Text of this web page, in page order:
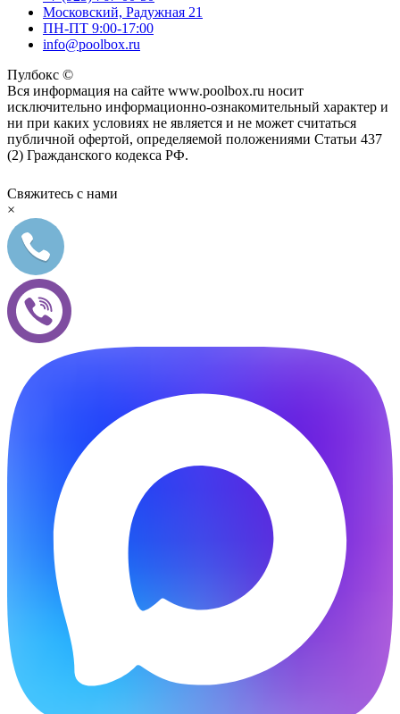
Московский, Радужная 21
ПН-ПТ 9:00-17:00
info@poolbox.ru
Пулбокс ©
Вся информация на сайте www.poolbox.ru носит
исключительно информационно-ознакомительный характер и
ни при каких условиях не является и не может считаться
публичной офертой, определяемой положениями Статьи 437
(2) Гражданского кодекса РФ.
Свяжитесь с нами
×